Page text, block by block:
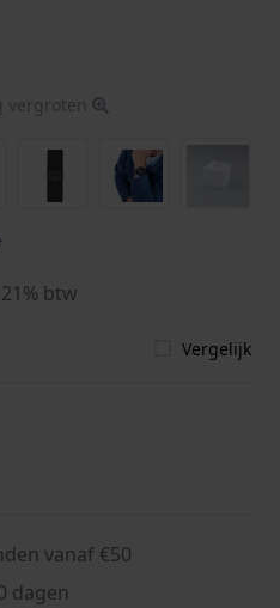
vergroten
btw
Vergelijk
vanaf €50
dagen